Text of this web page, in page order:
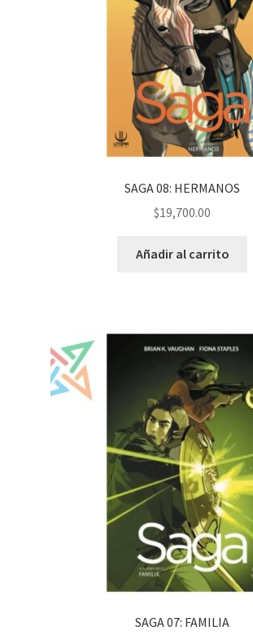
SAGA 08: HERMANOS
$19,700.00
Añadir al carrito
SAGA 07: FAMILIA